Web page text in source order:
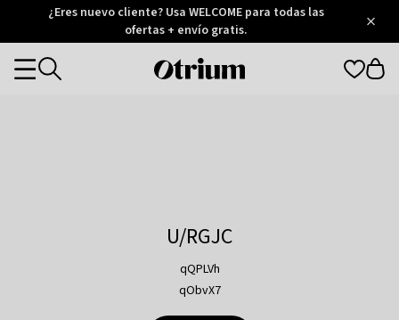
Otrium
Trustpilot
¿Eres nuevo cliente? Usa WELCOME para todas las
ofertas + envío gratis.
Otrium
Categories
U/RGJC
qQPLVh
qObvX7